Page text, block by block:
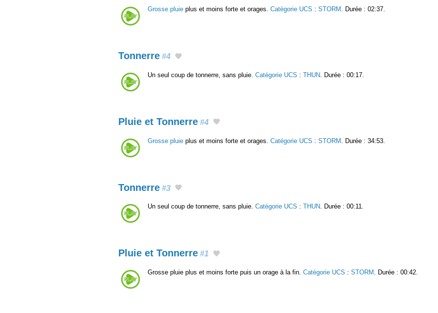
Grosse pluie plus et moins forte et orages. Catégorie UCS : STORM
. Durée : 02:37.
Tonnerre #4
Un seul coup de tonnerre, sans pluie. Catégorie UCS : THUN . Durée : 00:17.
Pluie et Tonnerre #4
Grosse pluie plus et moins forte et orages. Catégorie UCS : STORM . Durée : 34:53.
Tonnerre #3
Un seul coup de tonnerre, sans pluie. Catégorie UCS : THUN. Durée : 00:11.
Pluie et Tonnerre #1
Grosse pluie plus et moins forte puis un orage à la fin. Catégorie UCS : STORM . Durée : 00:42.